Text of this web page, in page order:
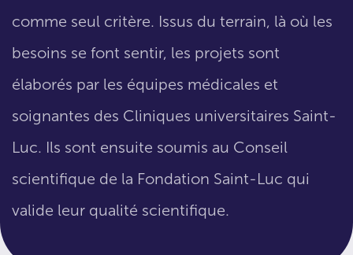
comme seul critère. Issus du terrain, là où les
besoins se font sentir, les projets sont
élaborés par les équipes médicales et
soignantes des Cliniques universitaires Saint-
Luc. Ils sont ensuite soumis au Conseil
scientifique de la Fondation Saint-Luc qui
valide leur qualité scientifique.